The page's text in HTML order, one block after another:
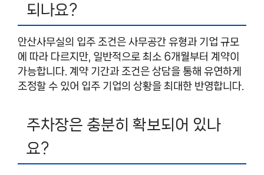
되나요?
안산사무실의 입주 조건은 사무공간 유형과 기업 규모
에 따라 다르지만, 일반적으로 최소 6개월부터 계약이
가능합니다. 계약 기간과 조건은 상담을 통해 유연하게
조정할 수 있어 입주 기업의 상황을 최대한 반영합니다.
주차장은 충분히 확보되어 있나
요?